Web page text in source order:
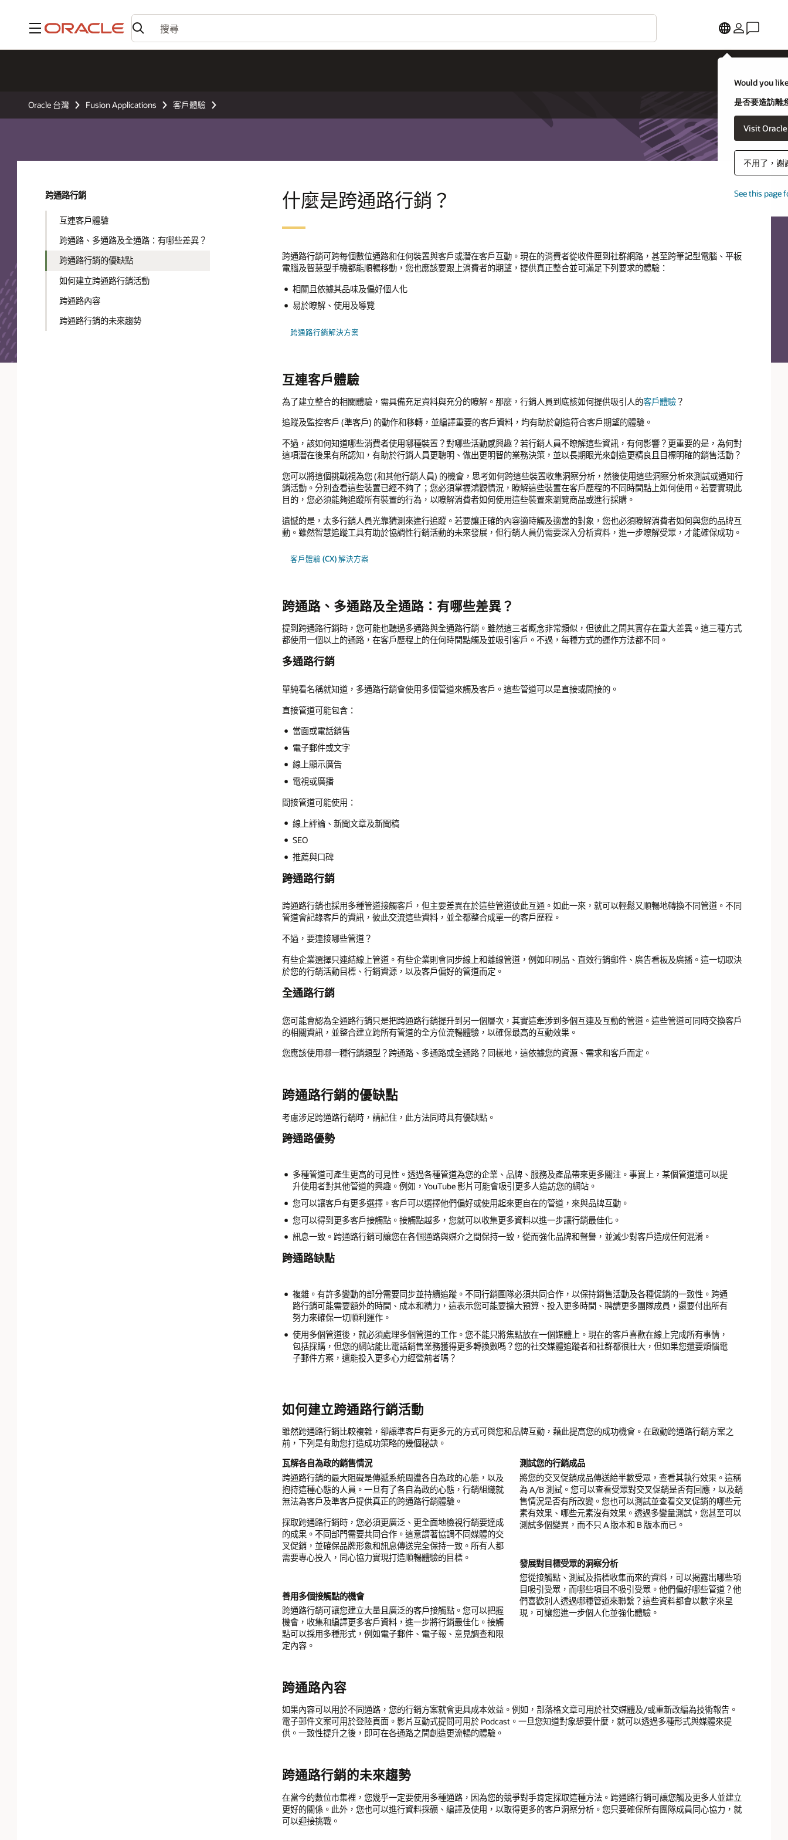
功能表
Would you
是否要造訪離
Visit
不用了，謝
See this page
Oracle 台灣 Fusion Applications 客戶體驗
跨通路行銷
互連客戶體驗
跨通路、多通路及全通路：有哪些差異？
跨通路行銷的優缺點
如何建立跨通路行銷活動
跨通路內容
跨通路行銷的未來趨勢
什麼是跨通路行銷？
跨通路行銷可跨每個數位通路和任何裝置與客戶或潛在客戶互動。現在的消費者從收件匣到社群網路，甚至跨筆記型電腦、平板
電腦及智慧型手機都能順暢移動，您也應該要跟上消費者的期望，提供真正整合並可滿足下列要求的體驗：
相關且依據其品味及偏好個人化
易於瞭解、使用及導覽
跨通路行銷解決方案
互連客戶體驗
為了建立整合的相關體驗，需具備充足資料與充分的瞭解。那麼，行銷人員到底該如何提供吸引人的客戶體驗？
追蹤及監控客戶 (準客戶) 的動作和移轉，並編譯重要的客戶資料，均有助於創造符合客戶期望的體驗。
不過，該如何知道哪些消費者使用哪種裝置？對哪些活動感興趣？若行銷人員不瞭解這些資訊，有何影響？更重要的是，為何對
這項潛在後果有所認知，有助於行銷人員更聰明、做出更明智的業務決策，並以長期眼光來創造更精良且目標明確的銷售活動？
您可以將這個挑戰視為您 (和其他行銷人員) 的機會，思考如何跨這些裝置收集洞察分析，然後使用這些洞察分析來測試或通知行
銷活動。分別查看這些裝置已經不夠了；您必須掌握鴻觀情況，瞭解這些裝置在客戶歷程的不同時間點上如何使用。若要實現此
目的，您必須能夠追蹤所有裝置的行為，以瞭解消費者如何使用這些裝置來瀏覽商品或進行採購。
遺憾的是，太多行銷人員光靠猜測來進行追蹤。若要讓正確的內容適時觸及適當的對象，您也必須瞭解消費者如何與您的品牌互
動。雖然智慧追蹤工具有助於協調性行銷活動的未來發展，但行銷人員仍需要深入分析資料，進一步瞭解受眾，才能確保成功。
客戶體驗 (CX) 解決方案
跨通路、多通路及全通路：有哪些差異？
提到跨通路行銷時，您可能也聽過多通路與全通路行銷。雖然這三者概念非常類似，但彼此之間其實存在重大差異。這三種方式
都使用一個以上的通路，在客戶歷程上的任何時間點觸及並吸引客戶。不過，每種方式的運作方法都不同。
多通路行銷
單純看名稱就知道，多通路行銷會使用多個管道來觸及客戶。這些管道可以是直接或間接的。
直接管道可能包含：
當面或電話銷售
電子郵件或文字
線上顯示廣告
電視或廣播
間接管道可能使用：
線上評論、新聞文章及新聞稿
SEO
推薦與口碑
跨通路行銷
跨通路行銷也採用多種管道接觸客戶，但主要差異在於這些管道彼此互通。如此一來，就可以輕鬆又順暢地轉換不同管道。不同
管道會記錄客戶的資訊，彼此交流這些資料，並全都整合成單一的客戶歷程。
不過，要連接哪些管道？
有些企業選擇只連結線上管道。有些企業則會同步線上和離線管道，例如印刷品、直效行銷郵件、廣告看板及廣播。這一切取決
於您的行銷活動目標、行銷資源，以及客戶偏好的管道而定。
全通路行銷
您可能會認為全通路行銷只是把跨通路行銷提升到另一個層次，其實這牽涉到多個互連及互動的管道。這些管道可同時交換客戶
的相關資訊，並整合建立跨所有管道的全方位流暢體驗，以確保最高的互動效果。
您應該使用哪一種行銷類型？跨通路、多通路或全通路？同樣地，這依據您的資源、需求和客戶而定。
跨通路行銷的優缺點
考慮涉足跨通路行銷時，請記住，此方法同時具有優缺點。
跨通路優勢
多種管道可產生更高的可見性。透過各種管道為您的企業、品牌、服務及產品帶來更多關注。事實上，某個管道還可以提
升使用者對其他管道的興趣。例如，YouTube 影片可能會吸引更多人造訪您的網站。
您可以讓客戶有更多選擇。客戶可以選擇他們偏好或使用起來更自在的管道，來與品牌互動。
您可以得到更多客戶接觸點。接觸點越多，您就可以收集更多資料以進一步讓行銷最佳化。
訊息一致。跨通路行銷可讓您在各個通路與媒介之間保持一致，從而強化品牌和聲譽，並減少對客戶造成任何混淆。
跨通路缺點
複雜。有許多變動的部分需要同步並持續追蹤。不同行銷團隊必須共同合作，以保持銷售活動及各種促銷的一致性。跨通
路行銷可能需要額外的時間、成本和精力，這表示您可能要擴大預算、投入更多時間、聘請更多團隊成員，還要付出所有
努力來確保一切順利運作。
使用多個管道後，就必須處理多個管道的工作。您不能只將焦點放在一個媒體上。現在的客戶喜歡在線上完成所有事情，
包括採購，但您的網站能比電話銷售業務獲得更多轉換數嗎？您的社交媒體追蹤者和社群都很壯大，但如果您還要煩惱電
子郵件方案，還能投入更多心力經營前者嗎？
如何建立跨通路行銷活動
雖然跨通路行銷比較複雜，卻讓準客戶有更多元的方式可與您和品牌互動，藉此提高您的成功機會。在啟動跨通路行銷方案之
前，下列是有助您打造成功策略的幾個秘訣。
瓦解各自為政的銷售情況
跨通路行銷的最大阻礙是傳遞系統周遭各自為政的心態，以及
抱持這種心態的人員。一旦有了各自為政的心態，行銷組織就
無法為客戶及準客戶提供真正的跨通路行銷體驗。
採取跨通路行銷時，您必須更廣泛、更全面地檢視行銷要達成
的成果。不同部門需要共同合作。這意謂著協調不同媒體的交
叉促銷，並確保品牌形象和訊息傳送完全保持一致。所有人都
需要專心投入，同心協力實現打造順暢體驗的目標。
善用多個接觸點的機會
跨通路行銷可讓您建立大量且廣泛的客戶接觸點。您可以把握
機會，收集和編譯更多客戶資料，進一步將行銷最佳化。接觸
點可以採用多種形式，例如電子郵件、電子報、意見調查和限
定內容。
測試您的行銷成品
將您的交叉促銷成品傳送給半數受眾，查看其執行效果。這稱
為 A/B 測試。您可以查看受眾對交叉促銷是否有回應，以及銷
售情況是否有所改變。您也可以測試並查看交叉促銷的哪些元
素有效果、哪些元素沒有效果。透過多變量測試，您甚至可以
測試多個變異，而不只 A 版本和 B 版本而已。
發展對目標受眾的洞察分析
您從接觸點、測試及指標收集而來的資料，可以揭露出哪些項
目吸引受眾，而哪些項目不吸引受眾。他們偏好哪些管道？他
們喜歡別人透過哪種管道來聯繫？這些資料都會以數字來呈
現，可讓您進一步個人化並強化體驗。
跨通路內容
如果內容可以用於不同通路，您的行銷方案就會更具成本效益。例如，部落格文章可用於社交媒體及/或重新改編為技術報告。
電子郵件文案可用於登陸頁面。影片互動式提問可用於 Podcast。一旦您知道對象想要什麼，就可以透過多種形式與媒體來提
供。一致性提升之後，即可在各通路之間創造更流暢的體驗。
跨通路行銷的未來趨勢
在當今的數位市集裡，您幾乎一定要使用多種通路，因為您的競爭對手肯定採取這種方法。跨通路行銷可讓您觸及更多人並建立
更好的關係。此外，您也可以進行資料採礦、編譯及使用，以取得更多的客戶洞察分析。您只要確保所有團隊成員同心協力，就
可以迎接挑戰。